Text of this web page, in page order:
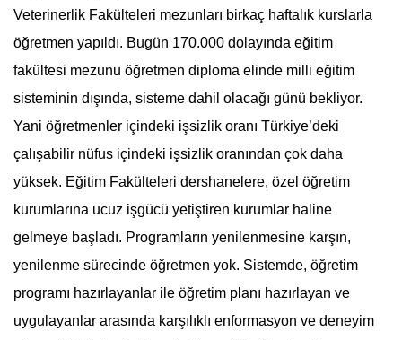
Veterinerlik Fakülteleri mezunları birkaç haftalık kurslarla
öğretmen yapıldı. Bugün 170.000 dolayında eğitim
fakültesi mezunu öğretmen diploma elinde milli eğitim
sisteminin dışında, sisteme dahil olacağı günü bekliyor.
Yani öğretmenler içindeki işsizlik oranı Türkiye’deki
çalışabilir nüfus içindeki işsizlik oranından çok daha
yüksek. Eğitim Fakülteleri dershanelere, özel öğretim
kurumlarına ucuz işgücü yetiştiren kurumlar haline
gelmeye başladı. Programların yenilenmesine karşın,
yenilenme sürecinde öğretmen yok. Sistemde, öğretim
programı hazırlayanlar ile öğretim planı hazırlayan ve
uygulayanlar arasında karşılıklı enformasyon ve deneyim